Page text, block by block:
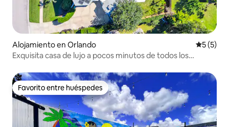
Alojamiento en Orlando
5 (5)
Exquisita casa de lujo a pocos minutos de todos los
Favorito entre huéspedes
Favorito entre huéspedes